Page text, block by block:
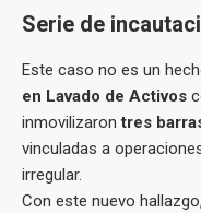
Serie de
Este caso no es un
en Lavado de Activos
inmovilizarontres
vinculadas a
irregular.
Con este nuevo hallazgo,